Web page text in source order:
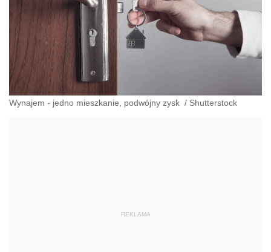
Wynajem - jedno mieszkanie, podwójny zysk / Shutterstock